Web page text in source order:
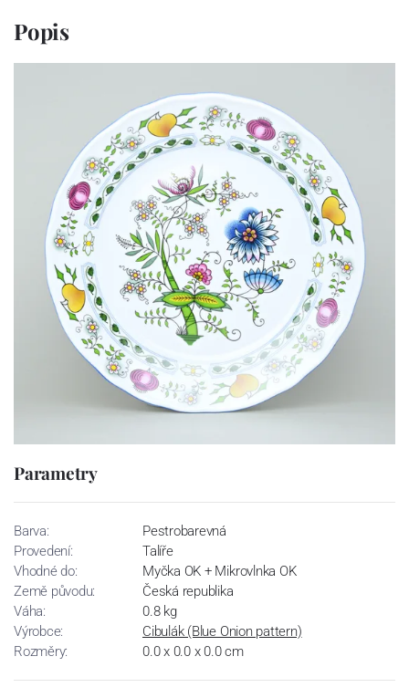
Popis
Parametry
Barva:
Pestrobarevná
Provedení:
Talíře
Vhodné do:
Myčka OK + Mikrovlnka OK
Země původu:
Česká republika
Váha:
0.8 kg
Výrobce:
Cibulák (Blue Onion pattern)
Rozměry:
0.0 x 0.0 x 0.0 cm